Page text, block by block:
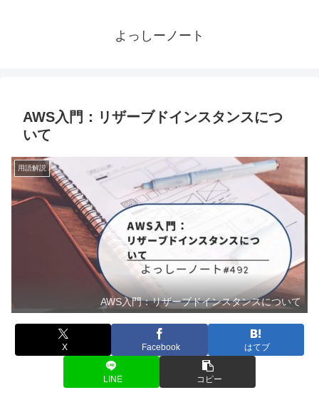
よっしーノート
AWS入門：リザーブドインスタンスにつ
いて
用語解説
AWS入門：リザーブドインスタンスについて
X Facebook はてブ
LINE コピー